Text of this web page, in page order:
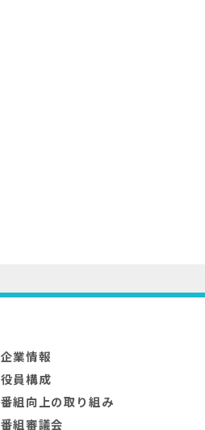
企業情報
役員構成
番組向上の取り組み
番組審議会